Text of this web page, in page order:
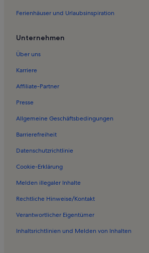
Ferienwohnungen in Thörey
Ferienwohnungen in Veste Wachsenburg
Ferienunterkünfte nahe Neudietendorf Station
Ferienwohnungen in Grabsleben
Ferienwohnungen in Holzhausen
Ferienwohnungen in Wölfis
Ferienwohnungen in Bittstädt
Ferienwohnungen in Gossel
Ferienwohnungen in Sülzenbrücken
Häuser in Georgenthal
Ferienhäuser und Urlaubsinspiration
Unternehmen
Über uns
Karriere
Affiliate-Partner
Presse
Allgemeine Geschäftsbedingungen
Barrierefreiheit
Datenschutzrichtlinie
Cookie-Erklärung
Melden illegaler Inhalte
Rechtliche Hinweise/Kontakt
Verantwortlicher Eigentümer
Inhaltsrichtlinien und Melden von Inhalten